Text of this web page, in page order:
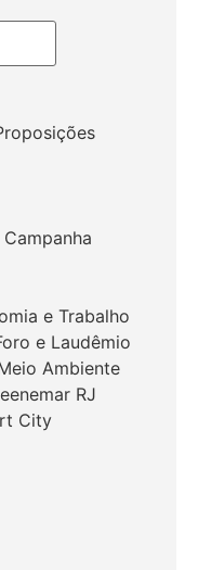
Campanha
e Trabalho
e Laudêmio
Ambiente
RJ
City